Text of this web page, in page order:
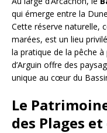
qui émerge entre la
Cette réserve naturelle,
marées, est un lieu
la pratique de la pêche
d’Arguin offre des
unique au cœur du
Le
des Plages